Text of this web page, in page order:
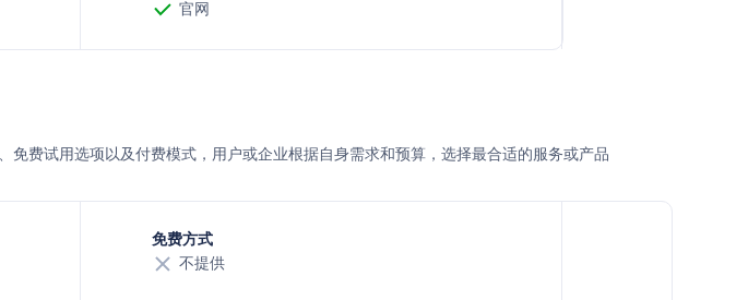
官网
免费试用选项以及付费模式，用户或企业根据自身需求和预算，选择最合适的服务或产品
免费方式
不提供